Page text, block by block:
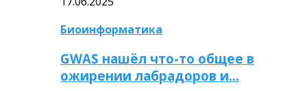
Биоинформатика
GWAS нашёл что-то общее в
ожирении лабрадоров и…